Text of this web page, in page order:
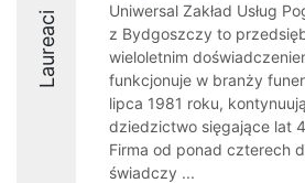
Laureaci
Uniwersal Zakład Usług
z Bydgoszczy to
wieloletnim
funkcjonuje w branży
lipca 1981 roku,
dziedzictwo sięgające lat
Firma od ponad czterech
świadczy ...